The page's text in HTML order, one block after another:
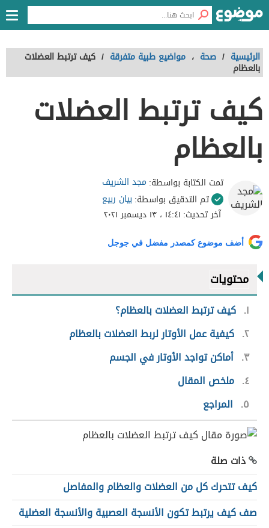
الرئيسية / صحة ، مواضيع طبية متفرقة / كيف ترتبط العضلات
بالعظام
كيف ترتبط العضلات
بالعظام
تمت الكتابة بواسطة: مجد الشريف
تم التدقيق بواسطة: بيان ربيع
آخر تحديث: ١٤:٤١ ، ١٣ ديسمبر ٢٠٢١
أضف موضوع كمصدر مفضل في جوجل
محتويات
١ كيف ترتبط العضلات بالعظام؟
٢ كيفية عمل الأوتار لربط العضلات بالعظام
٣ أماكن تواجد الأوتار في الجسم
٤ ملخص المقال
٥
المراجع
ذات صلة
كيف تتحرك كل من العضلات والعظام والمفاصل
صف كيف يرتبط تكون الأنسجة العصبية والأنسجة العضلية